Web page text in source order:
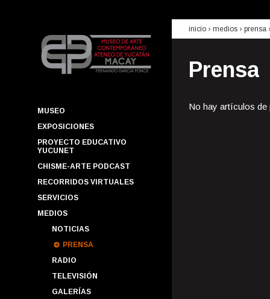
MUSEO
EXPOSICIONES
PROYECTO EDUCATIVO
YUCUNET
CHISME-ARTE PODCAST
RECORRIDOS VIRTUALES
SERVICIOS
MEDIOS
NOTICIAS
PRENSA
RADIO
TELEVISIÓN
GALERÍAS
inicio › medios › prensa
Prensa
No hay artículos de